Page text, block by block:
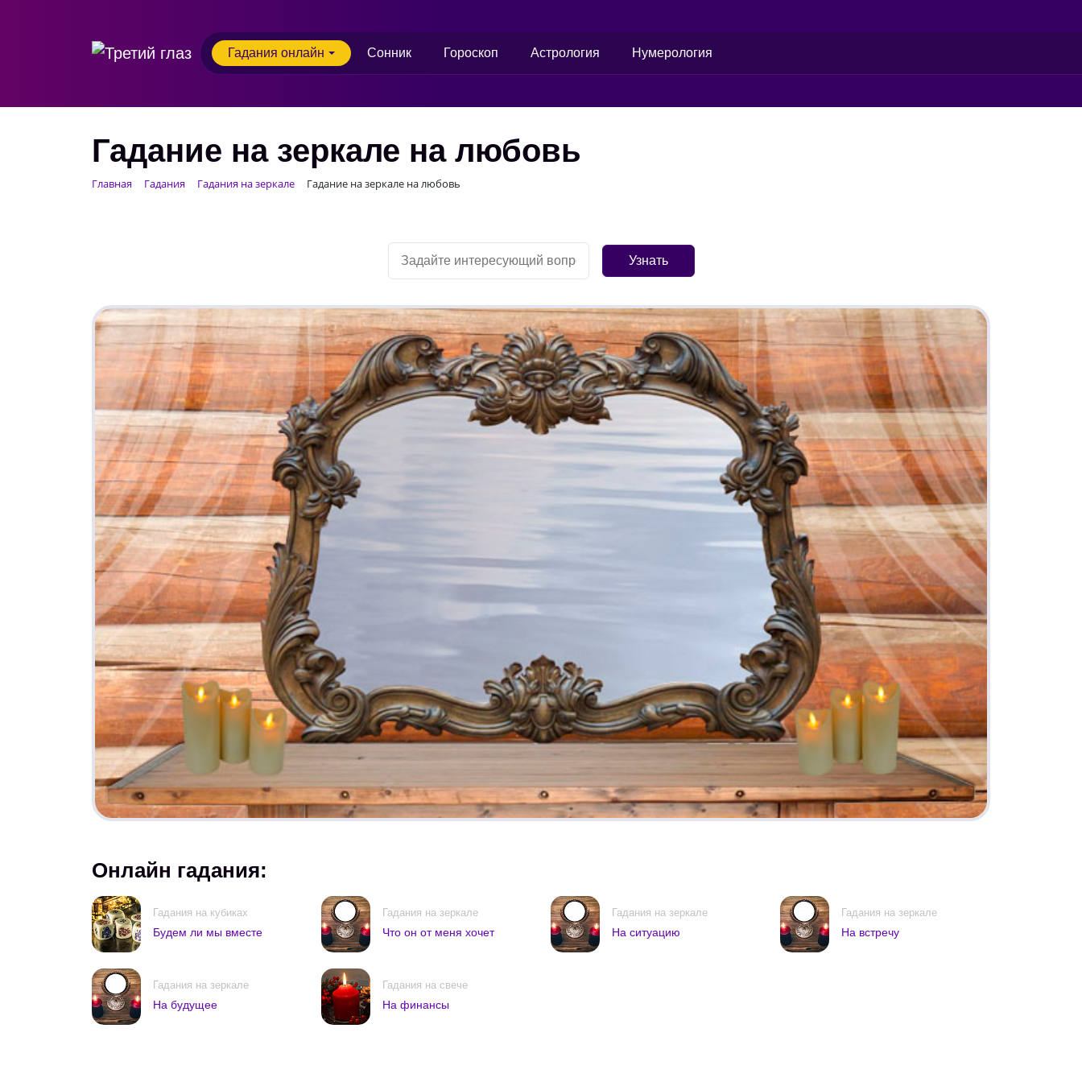
Гадания онлайн Сонник Гороскоп Астрология Нумерология
Гадание на зеркале на любовь
Главная Гадания Гадания на зеркале Гадание на зеркале на любовь
Онлайн гадания:
Гадания на кубиках
Будем ли мы вместе
Гадания на зеркале
Что он от меня хочет
Гадания на зеркале
На ситуацию
Гадания на зеркале
На встречу
Гадания на зеркале
На будущее
Гадания на свече
На финансы